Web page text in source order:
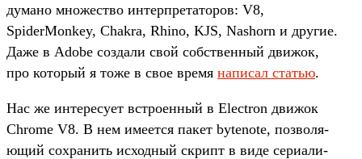
дума­но мно­жес­тво интер­пре­тато­ров: V8,
SpiderMonkey, Chakra, Rhino, KJS, Nashorn и дру­гие.
Даже в Adobe соз­дали свой собс­твен­ный дви­жок,
про который я тоже в свое вре­мя на­писал статью.
Нас же инте­ресу­ет встро­енный в Electron дви­жок
Chrome V8. В нем име­ется пакет bytenote, поз­воля­
ющий сох­ранить исходный скрипт в виде сери­али­